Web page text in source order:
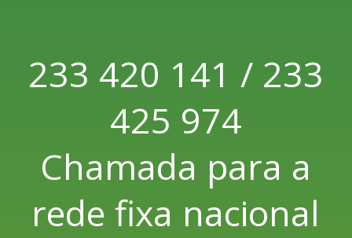
233 420 141 / 233
425 974
Chamada para a
rede fixa nacional